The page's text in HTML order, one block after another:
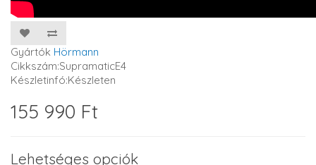
Gyártók Hörmann
Cikkszám:SupramaticE4
Készletinfó:Készleten
155 990 Ft
Lehetséges opciók